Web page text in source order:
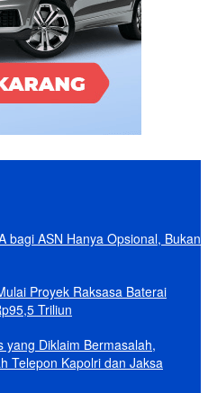
bagi ASN Hanya Opsional, Bukan
Proyek Raksasa Baterai
Triliun
yang Diklaim Bermasalah,
Telepon Kapolri dan Jaksa